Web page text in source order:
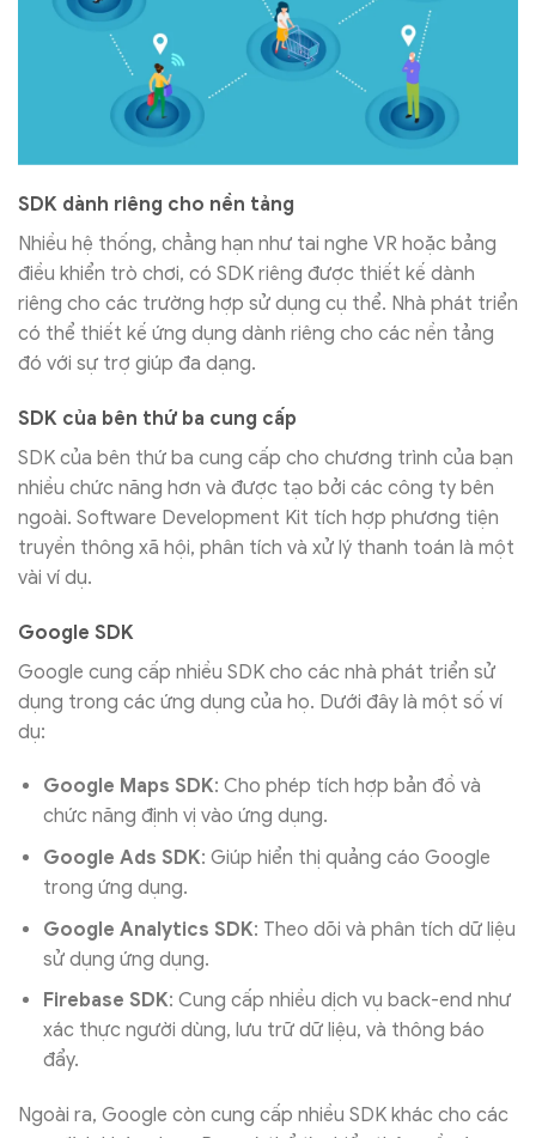
SDK dành riêng cho nền tảng
Nhiều hệ thống, chẳng hạn như tai nghe VR hoặc bảng
điều khiển trò chơi, có SDK riêng được thiết kế dành
riêng cho các trường hợp sử dụng cụ thể. Nhà phát triển
có thể thiết kế ứng dụng dành riêng cho các nền tảng
đó với sự trợ giúp đa dạng.
SDK của bên thứ ba cung cấp
SDK của bên thứ ba cung cấp cho chương trình của bạn
nhiều chức năng hơn và được tạo bởi các công ty bên
ngoài. Software Development Kit tích hợp phương tiện
truyền thông xã hội, phân tích và xử lý thanh toán là một
vài ví dụ.
Google SDK
Google cung cấp nhiều SDK cho các nhà phát triển sử
dụng trong các ứng dụng của họ. Dưới đây là một số ví
dụ:
Google Maps SDK: Cho phép tích hợp bản đồ và
chức năng định vị vào ứng dụng.
Google Ads SDK: Giúp hiển thị quảng cáo Google
trong ứng dụng.
Google Analytics SDK: Theo dõi và phân tích dữ liệu
sử dụng ứng dụng.
Firebase SDK: Cung cấp nhiều dịch vụ back-end như
xác thực người dùng, lưu trữ dữ liệu, và thông báo
đẩy.
Ngoài ra, Google còn cung cấp nhiều SDK khác cho các